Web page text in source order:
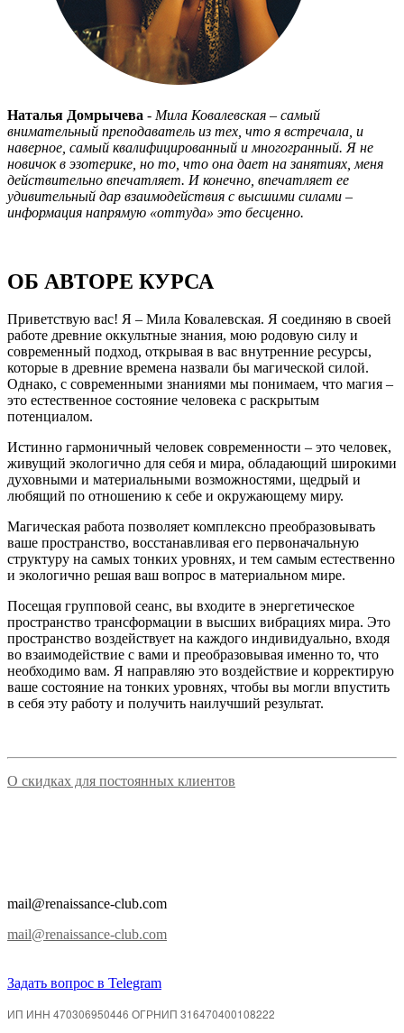
Наталья Домрычева - Мила Ковалевская – самый
внимательный преподаватель из тех, что я встречала, и
наверное, самый квалифицированный и многогранный. Я не
новичок в эзотерике, но то, что она дает на занятиях, меня
действительно впечатляет. И конечно, впечатляет ее
удивительный дар взаимодействия с высшими силами –
информация напрямую «оттуда» это бесценно.
ОБ АВТОРЕ КУРСА
Приветствую вас! Я – Мила Ковалевская. Я соединяю в своей
работе древние оккультные знания, мою родовую силу и
современный подход, открывая в вас внутренние ресурсы,
которые в древние времена назвали бы магической силой.
Однако, с современными знаниями мы понимаем, что магия –
это естественное состояние человека с раскрытым
потенциалом.
Истинно гармоничный человек современности – это человек,
живущий экологично для себя и мира, обладающий широкими
духовными и материальными возможностями, щедрый и
любящий по отношению к себе и окружающему миру.
Магическая работа позволяет комплексно преобразовывать
ваше пространство, восстанавливая его первоначальную
структуру на самых тонких уровнях, и тем самым естественно
и экологично решая ваш вопрос в материальном мире.
Посещая групповой сеанс, вы входите в энергетическое
пространство трансформации в высших вибрациях мира. Это
пространство воздействует на каждого индивидуально, входя
во взаимодействие с вами и преобразовывая именно то, что
необходимо вам. Я направляю это воздействие и корректирую
ваше состояние на тонких уровнях, чтобы вы могли впустить
в себя эту работу и получить наилучший результат.
О скидках для постоянных клиентов
mail@renaissance-club.com
mail@renaissance-club.com
Задать вопрос в Telegram
ИП ИНН 470306950446 ОГРНИП 316470400108222